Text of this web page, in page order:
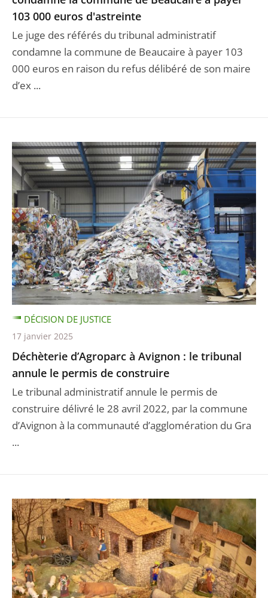
103 000 euros d'astreinte
Le juge des référés du tribunal administratif
condamne la commune de Beaucaire à payer 103
000 euros en raison du refus délibéré de son maire
d’ex ...
Déchèterie d’Agroparc à Avignon : le tribunal
annule le permis de construire
Le tribunal administratif annule le permis de
construire délivré le 28 avril 2022, par la commune
d’Avignon à la communauté d’agglomération du Gra
...
DÉCISION DE JUSTICE
17 janvier 2025